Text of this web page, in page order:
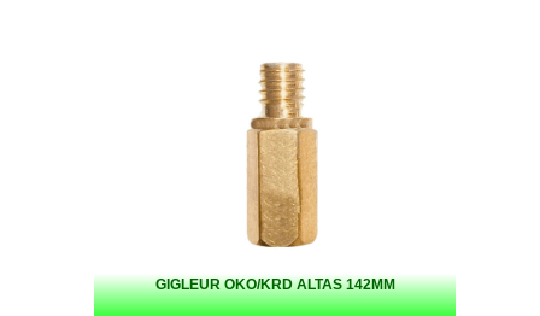
GIGLEUR OKO/KRD ALTAS 142MM